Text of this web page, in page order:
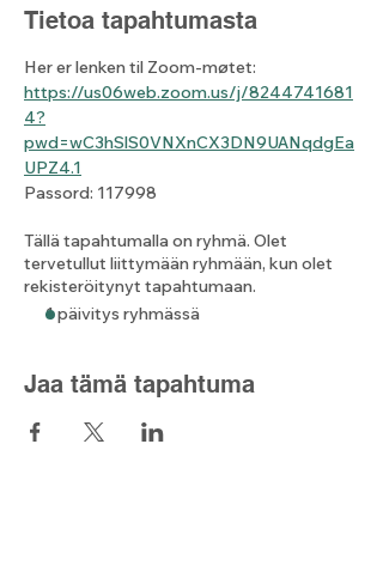
Tietoa tapahtumasta
Her er lenken til Zoom-møtet:
https://us06web.zoom.us/j/8244741681
4?
pwd=wC3hSlS0VNXnCX3DN9UANqdgEa
UPZ4.1
Passord: 117998
Tällä tapahtumalla on ryhmä. Olet
tervetullut liittymään ryhmään, kun olet
rekisteröitynyt tapahtumaan.
1 päivitys ryhmässä
Jaa tämä tapahtuma